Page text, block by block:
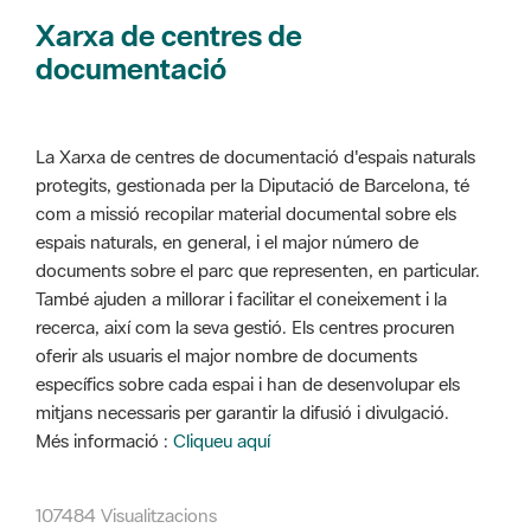
Xarxa de centres de
documentació
La Xarxa de centres de documentació d'espais naturals
protegits, gestionada per la Diputació de Barcelona, té
com a missió recopilar material documental sobre els
espais naturals, en general, i el major número de
documents sobre el parc que representen, en particular.
També ajuden a millorar i facilitar el coneixement i la
recerca, així com la seva gestió. Els centres procuren
oferir als usuaris el major nombre de documents
específics sobre cada espai i han de desenvolupar els
mitjans necessaris per garantir la difusió i divulgació.
Més informació : Cliqueu aquí
107484 Visualitzacions